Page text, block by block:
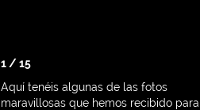
1 / 15
Aquí tenéis algunas de las fotos
maravillosas que hemos recibido para